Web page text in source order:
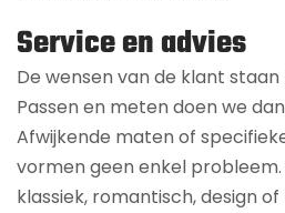
Service en advies
De wensen van de klant
Passen en meten doen we
Afwijkende maten of
vormen geen enkel probleem.
klassiek, romantisch, design of